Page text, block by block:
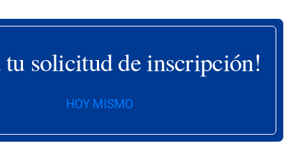
tu solicitud de inscripción!
HOY MISMO